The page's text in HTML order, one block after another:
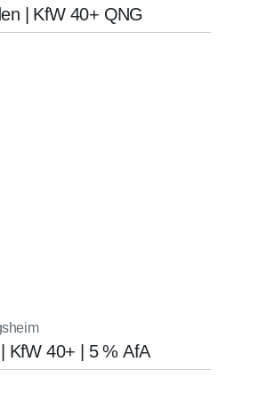
| KfW 40+ QNG
KfW 40+ | 5 % AfA